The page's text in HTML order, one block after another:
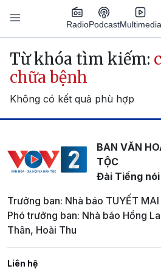
Nhảy đến nội dung
RadioPodcastMultimedia
Main navigation
Từ khóa tìm kiếm:
chữa bệnh
Không có kết quả phù hợp
BAN VĂN
TỘC
Đài Tiếng
Trưởng ban: Nhà báo TUYẾT MAI
Phó trưởng ban: Nhà báo Hồng
Thân, Hoài Thu
Liên hệ